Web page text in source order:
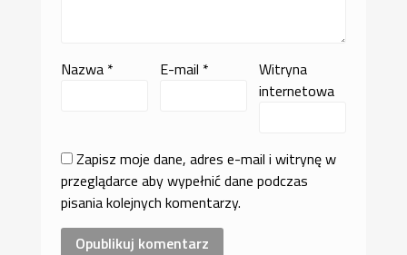
Nazwa * E-mail *
Witryna
internetowa
Zapisz moje dane, adres e-mail i witrynę w
przeglądarce aby wypełnić dane podczas
pisania kolejnych komentarzy.